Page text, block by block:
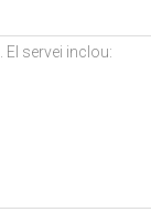
. El servei inclou: